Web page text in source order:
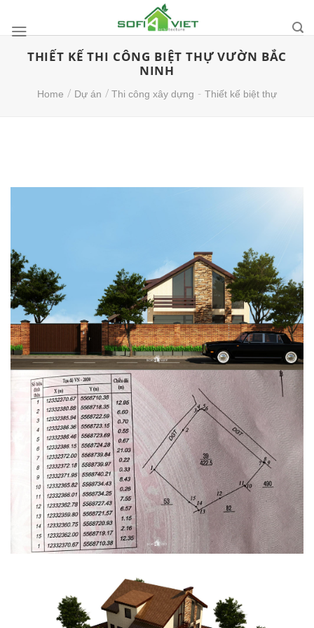
content
THIẾT KẾ THI CÔNG BIỆT THỰ VƯỜN BẮC
NINH
Home / Dự án / Thi công xây dựng - Thiết kế biệt thự